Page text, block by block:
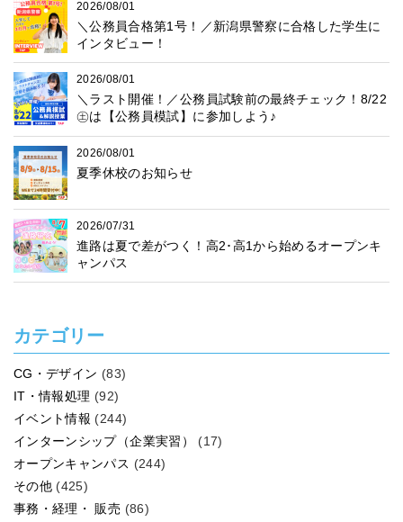
2026/08/01
＼公務員合格第1号！／新潟県警察に合格した学生に
インタビュー！
2026/08/01
＼ラスト開催！／公務員試験前の最終チェック！8/22
㊏は【公務員模試】に参加しよう♪
2026/08/01
夏季休校のお知らせ
2026/07/31
進路は夏で差がつく！高2･高1から始めるオープンキ
ャンパス
カテゴリー
CG・デザイン (83)
IT・情報処理 (92)
イベント情報 (244)
インターンシップ（企業実習）
(17)
オープンキャンパス (244)
その他 (425)
事務・経理・ 販売 (86)